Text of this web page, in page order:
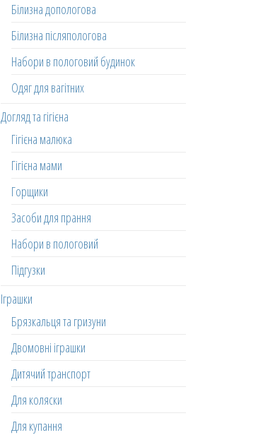
Білизна допологова
Білизна післяпологова
Набори в пологовий будинок
Одяг для вагітних
Догляд та гігієна
Гігієна малюка
Гігієна мами
Горщики
Засоби для прання
Набори в пологовий
Підгузки
Іграшки
Брязкальця та гризуни
Двомовні іграшки
Дитячий транспорт
Для коляски
Для купання